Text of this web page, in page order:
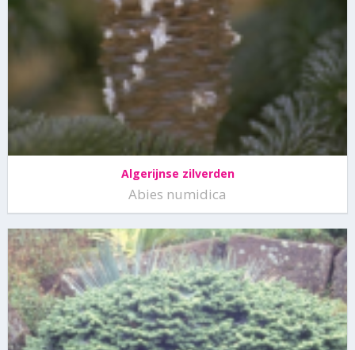
Algerijnse zilverden
Abies numidica